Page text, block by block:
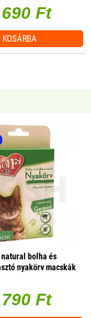
Ft
KOSÁRBA
bolha és
nyakörv macskák
Ft